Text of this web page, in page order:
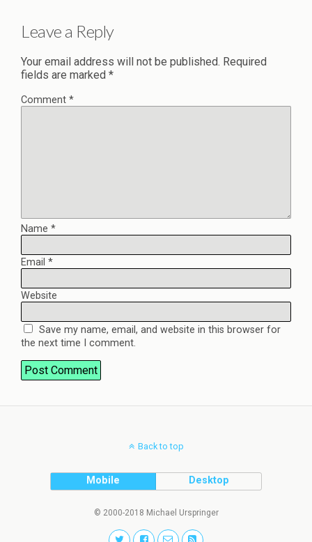
Leave a Reply
Your email address will not be published. Required
fields are marked *
Comment *
Name *
Email *
Website
Save my name, email, and website in this browser for
the next time I comment.
Back to top
Mobile Desktop
© 2000-2018 Michael Urspringer